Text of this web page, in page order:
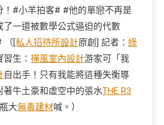
！#小羊拍客# #他的單戀不再是
了一道被數學公式逼迫的代數
（[私人招待所設計原創] 記者： 綠
生： 禪風室內設計游家可「我
自出手！只有我能將這種失衡導
著牛土豪和虛空中的張水THE R3
瓶大無毒建材喊。）